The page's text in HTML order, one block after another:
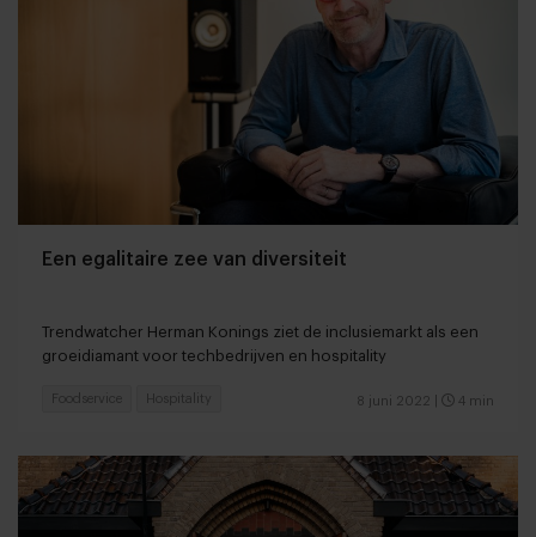
Een egalitaire zee van diversiteit
Trendwatcher Herman Konings ziet de inclusiemarkt als een
groeidiamant voor techbedrijven en hospitality
8 juni 2022 4 min
Foodservice Hospitality